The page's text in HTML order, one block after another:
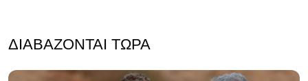
ΔΙΑΒΆΖΟΝΤΑΙ ΤΏΡΑ